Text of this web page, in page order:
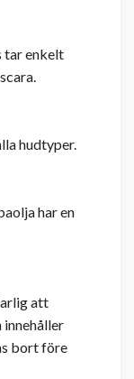
tar enkelt
hudtyper.
har en
att
bort före